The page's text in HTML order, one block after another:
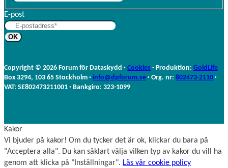
r
f
a
m
n
E-post
Copyright © 2026 Forum för Dataskydd · Cookies · Produktion: GoldLife
Box 3294, 103 65 Stockholm · info@dpforum.se · Org. nr: 802473-2110 ·
VAT: SE802473211001 · Bankgiro: 323-1099
Kakor
Vi bjuder på kakor! Om du tycker det är ok, klickar du bara på
"Acceptera alla". Du kan såklart välja vilken typ av kakor du vill ha
genom att klicka på "Inställningar". Läs vår cookie policy